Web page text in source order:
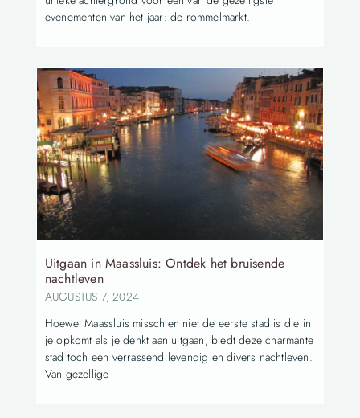
evenementen van het jaar: de rommelmarkt.
Uitgaan in Maassluis: Ontdek het bruisende
nachtleven
AUGUSTUS 7, 2024
Hoewel Maassluis misschien niet de eerste stad is die in
je opkomt als je denkt aan uitgaan, biedt deze charmante
stad toch een verrassend levendig en divers nachtleven.
Van gezellige